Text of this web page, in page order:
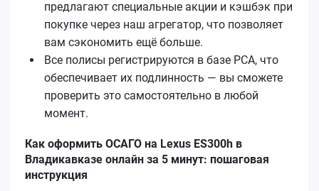
предлагают специальные акции и кэшбэк при
покупке через наш агрегатор, что позволяет
вам сэкономить ещё больше.
Все полисы регистрируются в базе РСА, что
обеспечивает их подлинность — вы сможете
проверить это самостоятельно в любой
момент.
Как оформить ОСАГО на Lexus ES300h в
Владикавказе онлайн за 5 минут: пошаговая
инструкция